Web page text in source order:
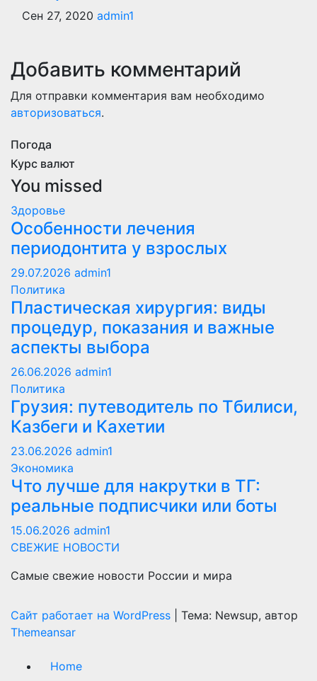
Сен 27, 2020 admin1
Добавить комментарий
Для отправки комментария вам необходимо
авторизоваться.
Погода
Курс валют
You missed
Здоровье
Особенности лечения
периодонтита у взрослых
29.07.2026 admin1
Политика
Пластическая хирургия: виды
процедур, показания и важные
аспекты выбора
26.06.2026 admin1
Политика
Грузия: путеводитель по Тбилиси,
Казбеги и Кахетии
23.06.2026 admin1
Экономика
Что лучше для накрутки в ТГ:
реальные подписчики или боты
15.06.2026 admin1
СВЕЖИЕ НОВОСТИ
Самые свежие новости России и мира
Сайт работает на WordPress
Тема: Newsup, автор
Themeansar
Home